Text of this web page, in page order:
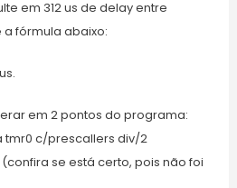
em 312 us de delay entre
fórmula abaixo:
em 2 pontos do programa:
tmr0 c/prescallers div/2
(confira se está certo, pois não foi